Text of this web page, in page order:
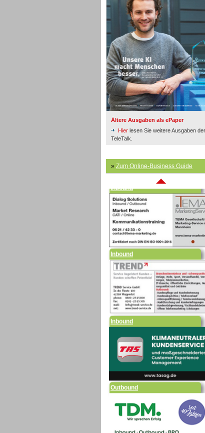
Ältere Ausgaben als ePaper
Hier lesen Sie weitere Ausgaben der
TeleTalk.
» Zum Online-Business Guide
Inbound
Inbound
Inbound
Inbound